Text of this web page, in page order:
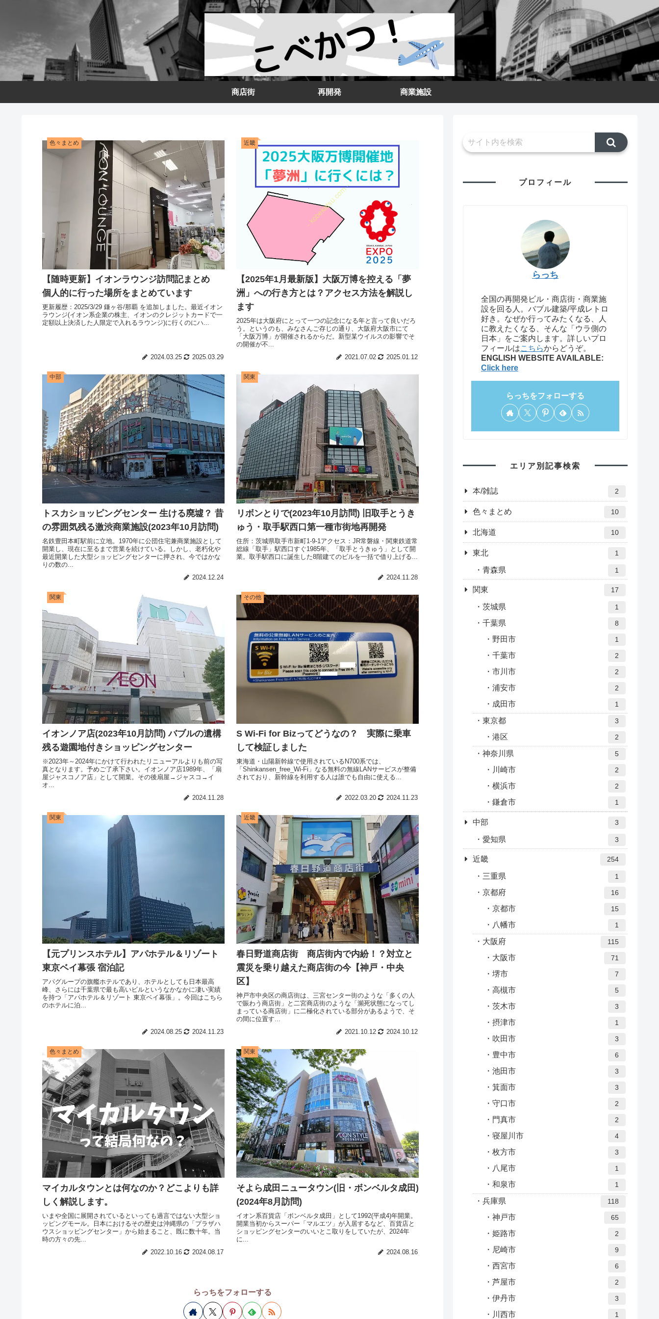
商店街 再開発 商業施設
色々まとめ
【随時更新】イオンラウンジ訪問記まとめ
個人的に行った場所をまとめています
更新履歴：2025/3/29 鎌ヶ谷/那覇 を追加しました。最近イオン
ラウンジ(イオン系企業の株主、イオンのクレジットカードで一
定額以上決済した人限定で入れるラウンジ)に行くのにハ...
2024.03.25 2025.03.29
近畿
【2025年1月最新版】大阪万博を控える「夢
洲」への行き方とは？アクセス方法を解説し
ます
2025年は大阪府にとって一つの記念になる年と言って良いだろ
う。というのも、みなさんご存じの通り、大阪府大阪市にて
「大阪万博」が開催されるからだ。新型某ウイルスの影響でそ
の開催が不...
2021.07.02
2025.01.12
中部
トスカショッピングセンター 生ける廃墟？ 昔
の雰囲気残る激渋商業施設(2023年10月訪問)
名鉄豊田本町駅前に立地。1970年に公団住宅兼商業施設として
開業し、現在に至るまで営業を続けている。しかし、老朽化や
最近開業した大型ショッピングセンターに押され、今ではかな
りの数の...
2024.12.24
関東
リボンとりで(2023年10月訪問) 旧取手とうき
ゅう・取手駅西口第一種市街地再開発
住所：茨城県取手市新町1-9-1アクセス：JR常磐線・関東鉄道常
総線「取手」駅西口すぐ1985年、「取手とうきゅう」として開
業。取手駅西口に誕生した8階建てのビルを一括で借り上げる...
2024.11.28
関東
イオンノア店(2023年10月訪問) バブルの遺構
残る遊園地付きショッピングセンター
※2023年～2024年にかけて行われたリニューアルよりも前の写
真となります。予めご了承下さい。イオンノア店1989年、「扇
屋ジャスコノア店」として開業。その後扇屋→ジャスコ→イ
オ...
2024.11.28
その他
S Wi-Fi for Bizってどうなの？ 実際に乗車
して検証しました
東海道・山陽新幹線で使用されているN700系では、
「Shinkansen_free_Wi-Fi」なる無料の無線LANサービスが整備
されており、新幹線を利用する人は誰でも自由に使える...
2022.03.20 2024.11.23
関東
【元プリンスホテル】アパホテル＆リゾート
東京ベイ幕張 宿泊記
アパグループの旗艦ホテルであり、ホテルとしても日本最高
峰、さらには千葉県で最も高いビルというなかなかに凄い実績
を持つ「アパホテル＆リゾート 東京ベイ幕張」。今回はこちら
のホテルに泊...
2024.08.25 2024.11.23
近畿
春日野道商店街 商店街内で内紛！？対立と
震災を乗り越えた商店街の今【神戸・中央
区】
神戸市中央区の商店街は、三宮センター街のような「多くの人
で賑わう商店街」と二宮商店街のような「瀕死状態になってし
まっている商店街」に二極化されている部分があるようで、そ
の間に位置す...
2021.10.12
2024.10.12
色々まとめ
マイカルタウンとは何なのか？どこよりも詳
しく解説します。
いまや全国に展開されているといっても過言ではない大型ショ
ッピングモール。日本におけるその歴史は沖縄県の「プラザハ
ウスショッピングセンター」から始まること、既に数十年。当
時の方々の先...
2022.10.16
2024.08.17
関東
そよら成田ニュータウン(旧・ボンベルタ成田)
(2024年8月訪問)
イオン系百貨店「ボンベルタ成田」として1992(平成4)年開業。
開業当初からスーパー「マルエツ」が入居するなど、百貨店と
ショッピングセンターのいいとこ取りをしていたが、2024年
に...
2024.08.16
らっちをフォローする
プロフィール
らっち
全国の再開発ビル・商店街・商業施
設を回る人。バブル建築/平成レトロ
好き。なぜか行ってみたくなる、人
に教えたくなる、そんな「ウラ側の
日本」をご案内します。詳しいプロ
フィールはこちらからどうぞ。
ENGLISH WEBSITE AVAILABLE:
Click here
らっちをフォローする
エリア別記事検索
本/雑誌 2
色々まとめ 10
北海道 10
東北 1
青森県 1
関東 17
茨城県 1
千葉県 8
野田市 1
千葉市 2
市川市 2
浦安市 2
成田市 1
東京都 3
港区 2
神奈川県 5
川崎市 2
横浜市 2
鎌倉市 1
中部 3
愛知県 3
近畿 254
三重県 1
京都府 16
京都市 15
八幡市 1
大阪府 115
大阪市 71
堺市 7
高槻市 5
茨木市 3
摂津市 1
吹田市 3
豊中市 6
池田市 3
箕面市 3
守口市 2
門真市 2
寝屋川市 4
枚方市 3
八尾市 1
和泉市 1
兵庫県 118
神戸市 65
姫路市 2
尼崎市 9
西宮市 6
芦屋市 2
伊丹市 3
川西市 1